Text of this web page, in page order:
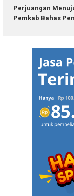
Perjuangan
Pemkab Bahas